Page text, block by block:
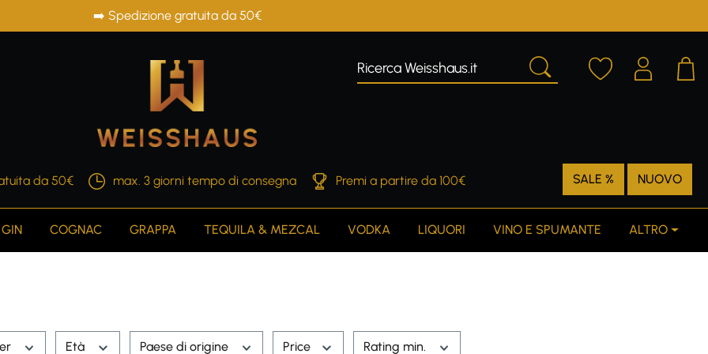
➡️ Spedizione gratuita da 50€
da 50€ max. 3 giorni tempo di consegna Premi a partire da 100€ SALE % NUOVO
GIN COGNAC GRAPPA TEQUILA & MEZCAL VODKA LIQUORI VINO E SPUMANTE ALTRO
Età Paese di origine Price Rating min.